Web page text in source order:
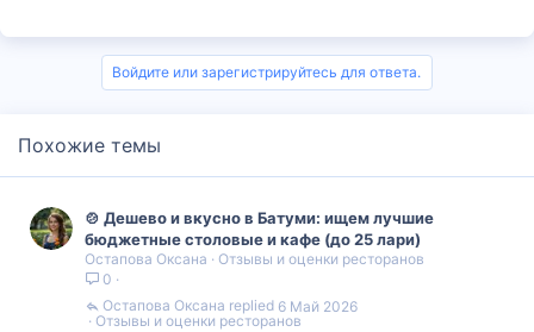
Войдите или зарегистрируйтесь для ответа.
Похожие темы
🍲 Дешево и вкусно в Батуми: ищем лучшие
бюджетные столовые и кафе (до 25 лари)
Остапова Оксана
Отзывы и оценки ресторанов
0
Отзывы и оценки ресторанов
6 Май 2026
Остапова Оксана